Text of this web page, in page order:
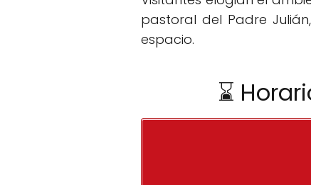
pastoral del Padre
espacio.
⌛